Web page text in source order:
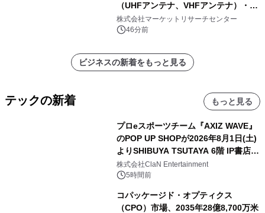
（UHFアンテナ、VHFアンテナ）・分
析レポートを発表
株式会社マーケットリサーチセンター
46分前
ビジネスの新着をもっと見る
テックの新着 もっと見る
プロeスポーツチーム『AXIZ WAVE』
のPOP UP SHOPが2026年8月1日(土)
よりSHIBUYA TSUTAYA 6階 IP書店で
開催決定！！
株式会社ClaN Entertainment
5時間前
コパッケージド・オプティクス
（CPO）市場、2035年28億8,700万米